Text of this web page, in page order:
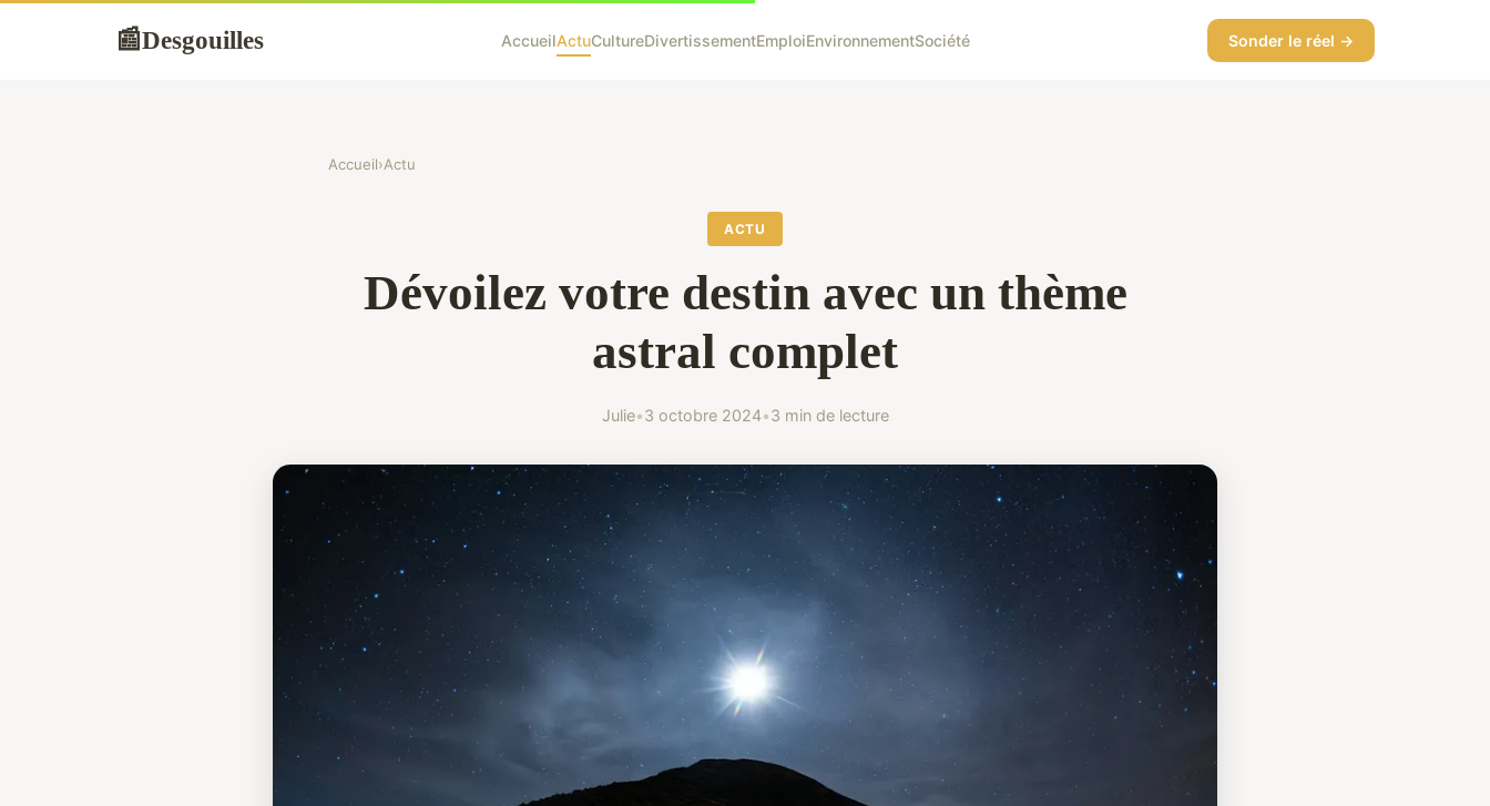
📰Desgouilles AccueilActuCultureDivertissementEmploiEnvironnementSociété Sonder le réel →
Accueil›Actu
ACTU
Dévoilez votre destin avec un thème
astral complet
Julie•3 octobre 2024•3 min de lecture